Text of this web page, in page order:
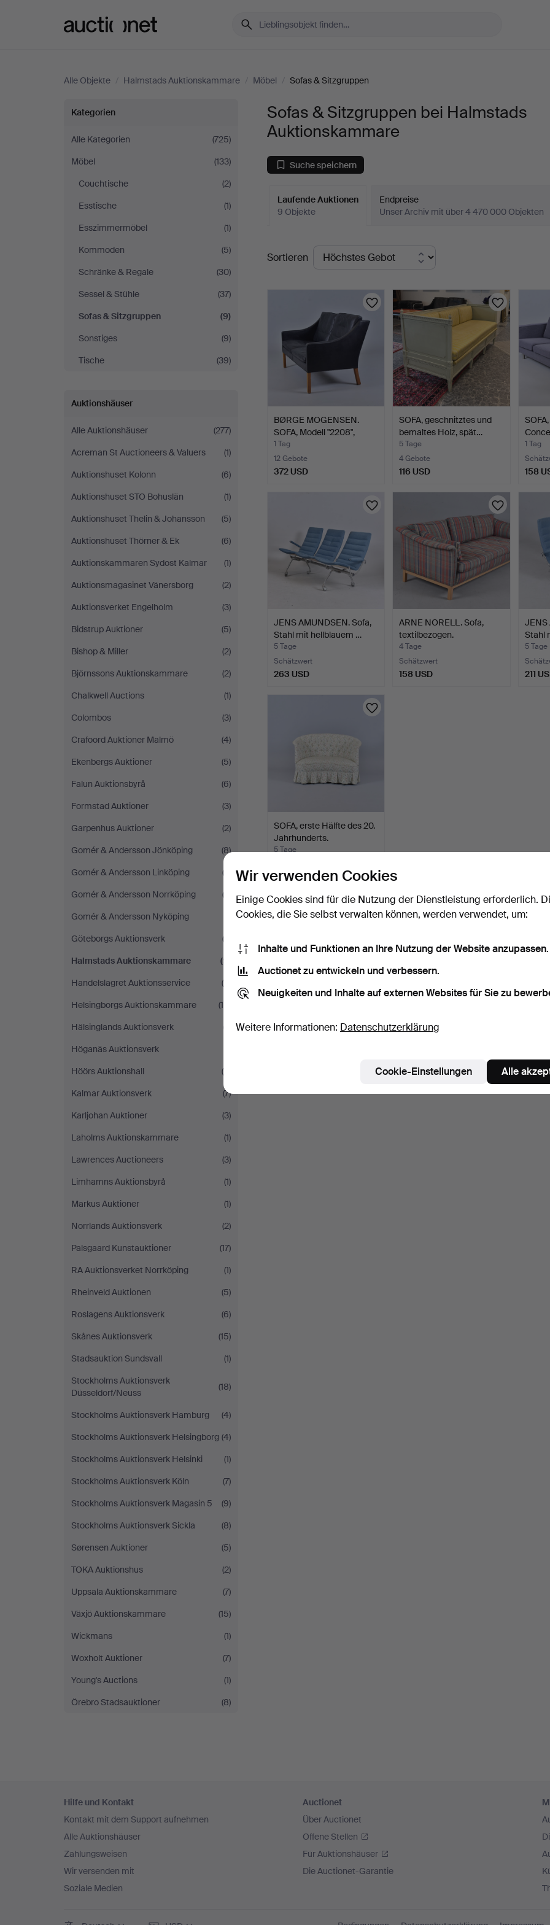
Alle Objekte / Halmstads Auktionskammare / Möbel / Sofas & Sitzgruppen
Sofas
&
Sitzgruppen
bei
Halmstads
Auktionskammare
Kategorien
Alle Kategorien
(725)
Möbel
(133)
Couchtische
(2)
Esstische
(1)
Esszimmermöbel
(1)
Kommoden
(5)
Schränke & Regale
(30)
Sessel & Stühle
(37)
Sofas & Sitzgruppen
(9)
Sonstiges
(9)
Tische
(39)
Auktionshäuser
Alle Auktionshäuser
(277)
Acreman St Auctioneers & Valuers
(1)
Auktionshuset Kolonn
(6)
Auktionshuset STO Bohuslän
(1)
Auktionshuset Thelin & Johansson
(5)
Auktionshuset Thörner & Ek
(6)
Auktionskammaren Sydost Kalmar
(1)
Auktionsmagasinet Vänersborg
(2)
Auktionsverket Engelholm
(3)
Bidstrup Auktioner
(5)
Bishop & Miller
(2)
Björnssons Auktionskammare
(2)
Chalkwell Auctions
(1)
Colombos
(3)
Crafoord Auktioner Malmö
(4)
Ekenbergs Auktioner
(5)
Falun Auktionsbyrå
(6)
Formstad Auktioner
(3)
Garpenhus Auktioner
(2)
Gomér & Andersson Jönköping
(8)
Gomér & Andersson Linköping
(3)
Gomér & Andersson Norrköping
(3)
Gomér & Andersson Nyköping
Göteborgs Auktionsverk
(2)
Halmstads Auktionskammare
(9)
Handelslagret Auktionsservice
(5)
Helsingborgs Auktionskammare
(15)
Hälsinglands Auktionsverk
(7)
Höganäs Auktionsverk
Höörs Auktionshall
(5)
Kalmar Auktionsverk
(7)
Karljohan Auktioner
(3)
Laholms Auktionskammare
(1)
Lawrences Auctioneers
(3)
Limhamns Auktionsbyrå
(1)
Markus Auktioner
(1)
Norrlands Auktionsverk
(2)
Palsgaard Kunstauktioner
(17)
RA Auktionsverket Norrköping
(1)
Rheinveld Auktionen
(5)
Roslagens Auktionsverk
(6)
Skånes Auktionsverk
(15)
Stadsauktion Sundsvall
(1)
Stockholms Auktionsverk
Düsseldorf/Neuss
(18)
Stockholms Auktionsverk Hamburg
(4)
Stockholms Auktionsverk Helsingborg (4)
Stockholms Auktionsverk Helsinki
(1)
Stockholms Auktionsverk Köln
(7)
Stockholms Auktionsverk Magasin 5
(9)
Stockholms Auktionsverk Sickla
(8)
Sørensen Auktioner
(5)
TOKA Auktionshus
(2)
Uppsala Auktionskammare
(7)
Växjö Auktionskammare
(15)
Wickmans
(1)
Woxholt Auktioner
(7)
Young's Auctions
(1)
Örebro Stadsauktioner
(8)
Sofas & Sitzgruppen bei Halmstads
Auktionskammare
Suche speichern
Laufende Auktionen
9 Objekte
Endpreise
Unser Archiv mit über 4 470 000 Objekten
Laufende
Auktionen
Sortieren
BØRGE MOGENSEN.
SOFA, Modell "2208",
bezog…
1 Tag
12 Gebote
372 USD
SOFA, geschnitztes und
bemaltes Holz, spät…
5 Tage
4 Gebote
116 USD
1 Tag
158
JENS AMUNDSEN. Sofa,
Stahl mit hellblauem …
5 Tage
Schätzwert
263 USD
ARNE NORELL. Sofa,
textilbezogen.
4 Tage
Schätzwert
158 USD
JENS
Stahl
5 Tage
211
SOFA, erste Hälfte des 20.
Jahrhunderts.
5 Tage
85 USD
Suche speichern
Navigation
Hilfe und Kontakt
Kontakt mit dem Support aufnehmen
Alle Auktionshäuser
Zahlungsweisen
Wir versenden mit
Soziale Medien
Auctionet
Über Auctionet
Offene Stellen
Für Auktionshäuser
Die Auctionet-Garantie
Wir verwenden Cookies
Einige Cookies sind für die Nutzung der Dienstleistung erforderlich.
Cookies, die Sie selbst verwalten können, werden verwendet, um:
Inhalte und Funktionen an Ihre Nutzung der Website anzupassen.
Auctionet zu entwickeln und verbessern.
Neuigkeiten und Inhalte auf externen Websites für Sie zu
Weitere Informationen: Datenschutzerklärung
Cookie-Einstellungen Alle